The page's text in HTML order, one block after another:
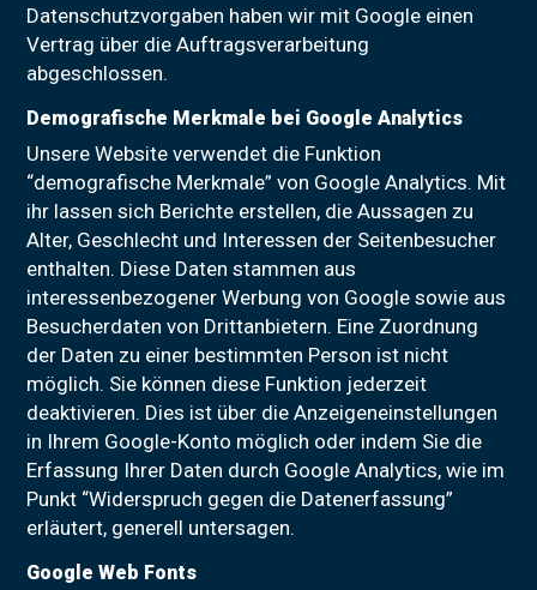
Datenschutzvorgaben haben wir mit Google einen
Vertrag über die Auftragsverarbeitung
abgeschlossen.
Demografische Merkmale bei Google Analytics
Unsere Website verwendet die Funktion
“demografische Merkmale” von Google Analytics. Mit
ihr lassen sich Berichte erstellen, die Aussagen zu
Alter, Geschlecht und Interessen der Seitenbesucher
enthalten. Diese Daten stammen aus
interessenbezogener Werbung von Google sowie aus
Besucherdaten von Drittanbietern. Eine Zuordnung
der Daten zu einer bestimmten Person ist nicht
möglich. Sie können diese Funktion jederzeit
deaktivieren. Dies ist über die Anzeigeneinstellungen
in Ihrem Google-Konto möglich oder indem Sie die
Erfassung Ihrer Daten durch Google Analytics, wie im
Punkt “Widerspruch gegen die Datenerfassung”
erläutert, generell untersagen.
Google Web Fonts